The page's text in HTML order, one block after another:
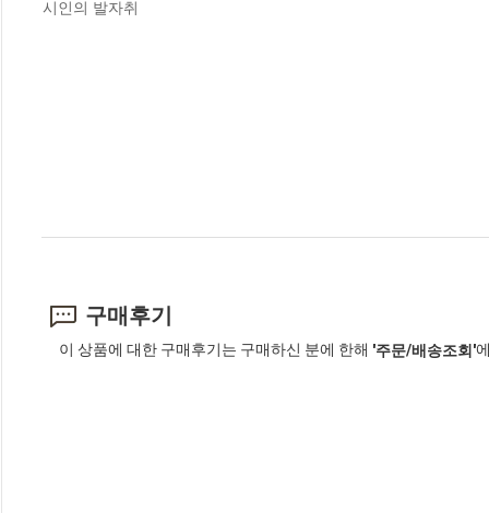
시인의 발자취
구매후기
이 상품에 대한 구매후기는 구매하신 분에 한해 '주문/배송조회'